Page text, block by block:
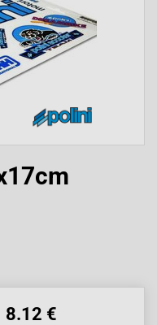
8.12 €